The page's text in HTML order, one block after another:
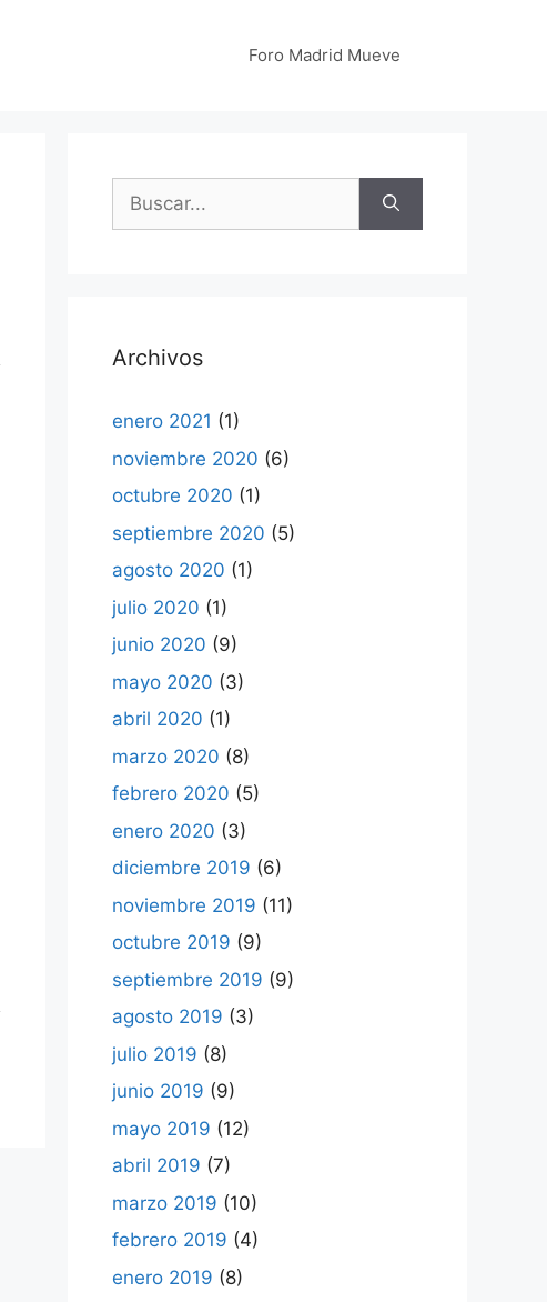
Foro Madrid Mueve
Buscar:
Archivos
enero 2021 (1)
noviembre 2020 (6)
octubre 2020 (1)
septiembre 2020 (5)
agosto 2020 (1)
julio 2020 (1)
junio 2020 (9)
mayo 2020 (3)
abril 2020 (1)
marzo 2020 (8)
febrero 2020 (5)
enero 2020 (3)
diciembre 2019 (6)
noviembre 2019 (11)
octubre 2019 (9)
septiembre 2019 (9)
agosto 2019 (3)
julio 2019 (8)
junio 2019 (9)
mayo 2019 (12)
abril 2019 (7)
marzo 2019 (10)
febrero 2019 (4)
enero 2019 (8)